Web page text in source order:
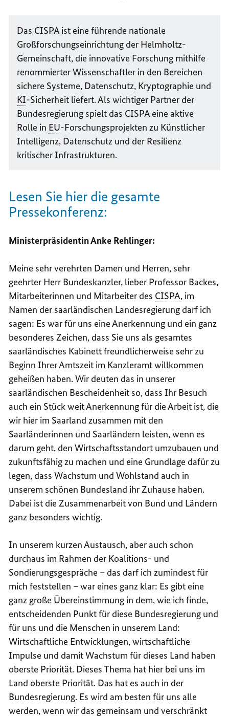
Das CISPAist eine führende nationale
Großforschungseinrichtung der Helmholtz-
Gemeinschaft, die innovative Forschung mithilfe
renommierter Wissenschaftler in den Bereichen
sichere Systeme, Datenschutz, Kryptographie und
KI-Sicherheit liefert. Als wichtiger Partner der
Bundesregierung spielt das CISPA eine aktive
Rolle in EU-Forschungsprojekten zu Künstlicher
Intelligenz, Datenschutz und der Resilienz
kritischer Infrastrukturen.
Lesen Sie hier die gesamte
Pressekonferenz:
Ministerpräsidentin Anke Rehlinger:
Meine sehr verehrten Damen und Herren, sehr
geehrter Herr Bundeskanzler, lieber Professor Backes,
Mitarbeiterinnen und Mitarbeiter des CISPA, im
Namen der saarländischen Landesregierung darf ich
sagen: Es war für uns eine Anerkennung und ein ganz
besonderes Zeichen, dass Sie uns als gesamtes
saarländisches Kabinett freundlicherweise sehr zu
Beginn Ihrer Amtszeit im Kanzleramt willkommen
geheißen haben. Wir deuten das in unserer
saarländischen Bescheidenheit so, dass Ihr Besuch
auch ein Stück weit Anerkennung für die Arbeit ist, die
wir hier im Saarland zusammen mit den
Saarländerinnen und Saarländern leisten, wenn es
darum geht, den Wirtschaftsstandort umzubauen und
zukunftsfähig zu machen und eine Grundlage dafür zu
legen, dass Wachstum und Wohlstand auch in
unserem schönen Bundesland ihr Zuhause haben.
Dabei ist die Zusammenarbeit von Bund und Ländern
ganz besonders wichtig.
In unserem kurzen Austausch, aber auch schon
durchaus im Rahmen der Koalitions- und
Sondierungsgespräche – das darf ich zumindest für
mich feststellen – war eines ganz klar: Es gibt eine
ganz große Übereinstimmung in dem, wie ich finde,
entscheidenden Punkt für diese Bundesregierung und
für uns und die Menschen in unserem Land:
Wirtschaftliche Entwicklungen, wirtschaftliche
Impulse und damit Wachstum für dieses Land haben
oberste Priorität. Dieses Thema hat hier bei uns im
Land oberste Priorität. Das hat es auch in der
Bundesregierung. Es wird am besten für uns alle
werden, wenn wir das gemeinsam und verschränkt